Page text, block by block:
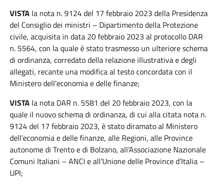
VISTA la nota n. 9124 del 17 febbraio 2023 della Presidenza
del Consiglio dei ministri – Dipartimento della Protezione
civile, acquisita in data 20 febbraio 2023 al protocollo DAR
n. 5564, con la quale è stato trasmesso un ulteriore schema
di ordinanza, corredato della relazione illustrativa e degli
allegati, recante una modifica al testo concordata con il
Ministero dell’economia e delle finanze;
VISTA la nota DAR n. 5581 del 20 febbraio 2023, con la
quale il nuovo schema di ordinanza, di cui alla citata nota n.
9124 del 17 febbraio 2023, è stato diramato al Ministero
dell’economia e delle finanze, alle Regioni, alle Province
autonome di Trento e di Bolzano, all’Associazione Nazionale
Comuni Italiani – ANCI e all’Unione delle Province d’Italia –
UPI;